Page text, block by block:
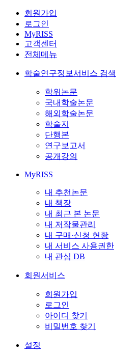
회원가입
로그인
MyRISS
고객센터
전체메뉴
학술연구정보서비스 검색
학위논문
국내학술논문
해외학술논문
학술지
단행본
연구보고서
공개강의
MyRISS
내 추천논문
내 책장
내 최근 본 논문
내 저작물관리
내 구매·신청 현황
내 서비스 사용권한
내 관심 DB
회원서비스
회원가입
로그인
아이디 찾기
비밀번호 찾기
설정